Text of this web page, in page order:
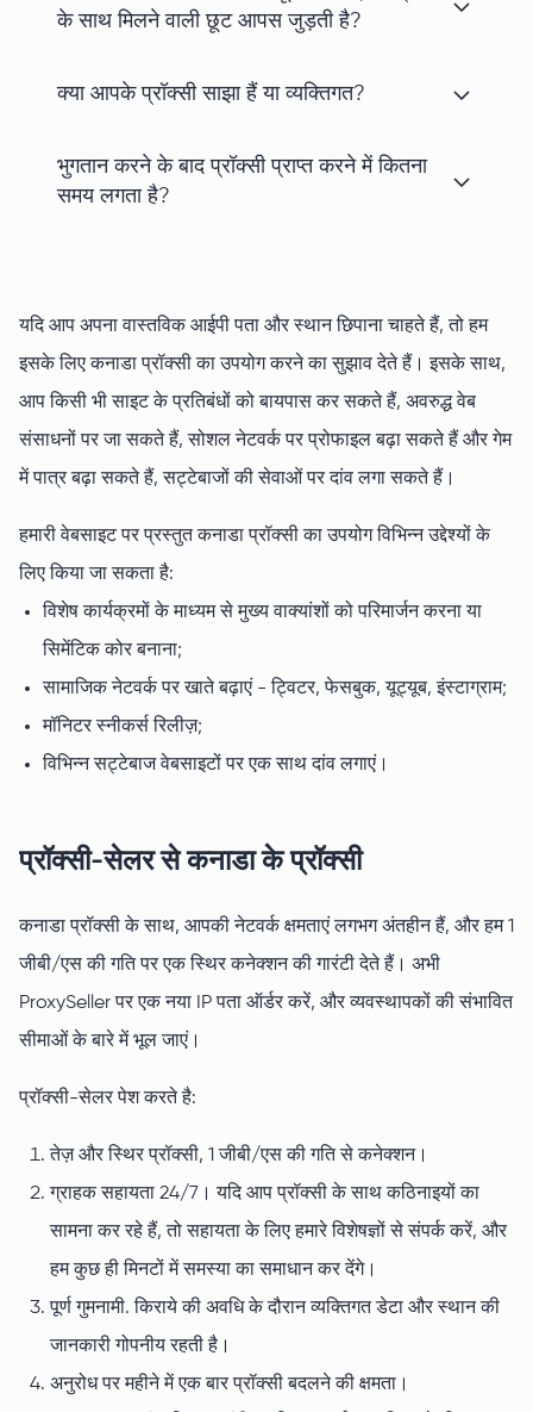
के साथ मिलने वाली छूट आपस जुड़ती है?
क्या आपके प्रॉक्सी साझा हैं या व्यक्तिगत?
भुगतान करने के बाद प्रॉक्सी प्राप्त करने में कितना
समय लगता है?
यदि आप अपना वास्तविक आईपी पता और स्थान छिपाना चाहते हैं, तो हम
इसके लिए कनाडा प्रॉक्सी का उपयोग करने का सुझाव देते हैं। इसके साथ,
आप किसी भी साइट के प्रतिबंधों को बायपास कर सकते हैं, अवरुद्ध वेब
संसाधनों पर जा सकते हैं, सोशल नेटवर्क पर प्रोफाइल बढ़ा सकते हैं और गेम
में पात्र बढ़ा सकते हैं, सट्टेबाजों की सेवाओं पर दांव लगा सकते हैं।
हमारी वेबसाइट पर प्रस्तुत कनाडा प्रॉक्सी का उपयोग विभिन्न उद्देश्यों के
लिए किया जा सकता है:
विशेष कार्यक्रमों के माध्यम से मुख्य वाक्यांशों को परिमार्जन करना या
सिमेंटिक कोर बनाना;
सामाजिक नेटवर्क पर खाते बढ़ाएं - ट्विटर, फेसबुक, यूट्यूब, इंस्टाग्राम;
मॉनिटर स्नीकर्स रिलीज़;
विभिन्न सट्टेबाज वेबसाइटों पर एक साथ दांव लगाएं।
प्रॉक्सी-सेलर से कनाडा के प्रॉक्सी
कनाडा प्रॉक्सी के साथ, आपकी नेटवर्क क्षमताएं लगभग अंतहीन हैं, और हम 1
जीबी/एस की गति पर एक स्थिर कनेक्शन की गारंटी देते हैं। अभी
ProxySeller पर एक नया IP पता ऑर्डर करें, और व्यवस्थापकों की संभावित
सीमाओं के बारे में भूल जाएं।
प्रॉक्सी-सेलर पेश करते है:
तेज़ और स्थिर प्रॉक्सी, 1 जीबी/एस की गति से कनेक्शन।
ग्राहक सहायता 24/7। यदि आप प्रॉक्सी के साथ कठिनाइयों का
सामना कर रहे हैं, तो सहायता के लिए हमारे विशेषज्ञों से संपर्क करें, और
हम कुछ ही मिनटों में समस्या का समाधान कर देंगे।
पूर्ण गुमनामी. किराये की अवधि के दौरान व्यक्तिगत डेटा और स्थान की
जानकारी गोपनीय रहती है।
अनुरोध पर महीने में एक बार प्रॉक्सी बदलने की क्षमता।